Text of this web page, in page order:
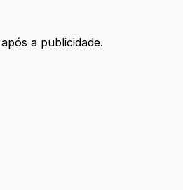
a publicidade.